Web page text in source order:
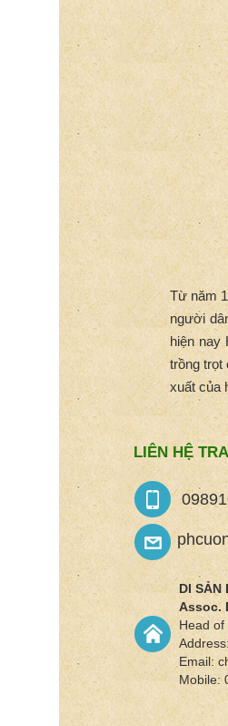
Từ năm
người
hiện nay
trồng trọt
xuất của
LIÊN HỆ
DI SẢN
Assoc.
Head of
Email:
Mobile: